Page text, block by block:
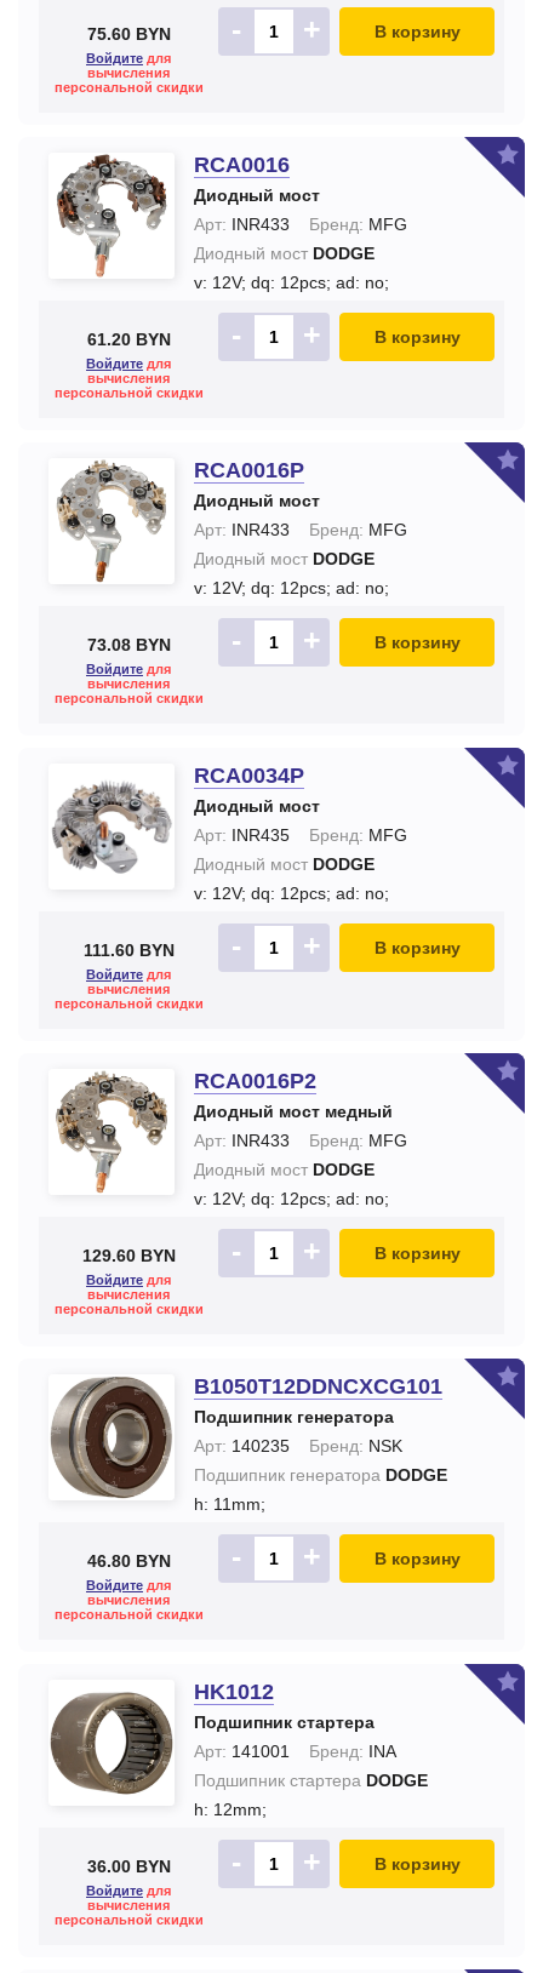
75.60 BYN
Войдите для
вычисления
персональной скидки
- + В корзину
RCA0016
Диодный мост
Арт: INR433 Бренд: MFG
Диодный мост DODGE
v: 12V; dq: 12pcs; ad: no;
61.20 BYN
Войдите для
вычисления
персональной скидки
- + В корзину
RCA0016P
Диодный мост
Арт: INR433 Бренд: MFG
Диодный мост DODGE
v: 12V; dq: 12pcs; ad: no;
73.08 BYN
Войдите для
вычисления
персональной скидки
- + В корзину
RCA0034P
Диодный мост
Арт: INR435 Бренд: MFG
Диодный мост DODGE
v: 12V; dq: 12pcs; ad: no;
111.60 BYN
Войдите для
вычисления
персональной скидки
- + В корзину
RCA0016P2
Диодный мост медный
Арт: INR433 Бренд: MFG
Диодный мост DODGE
v: 12V; dq: 12pcs; ad: no;
129.60 BYN
Войдите для
вычисления
персональной скидки
- + В корзину
B1050T12DDNCXCG101
Подшипник генератора
Арт: 140235 Бренд: NSK
Подшипник генератора DODGE
h: 11mm;
46.80 BYN
Войдите для
вычисления
персональной скидки
- + В корзину
HK1012
Подшипник стартера
Арт: 141001 Бренд: INA
Подшипник стартера DODGE
h: 12mm;
36.00 BYN
Войдите для
вычисления
персональной скидки
- + В корзину